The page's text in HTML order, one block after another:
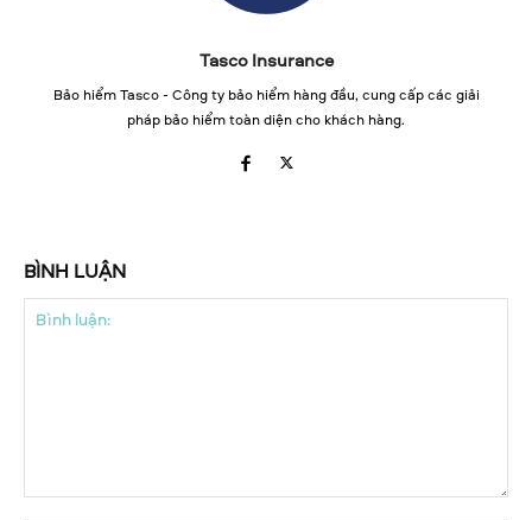
Tasco Insurance
Bảo hiểm Tasco - Công ty bảo hiểm hàng đầu, cung cấp các giải
pháp bảo hiểm toàn diện cho khách hàng.
BÌNH LUẬN